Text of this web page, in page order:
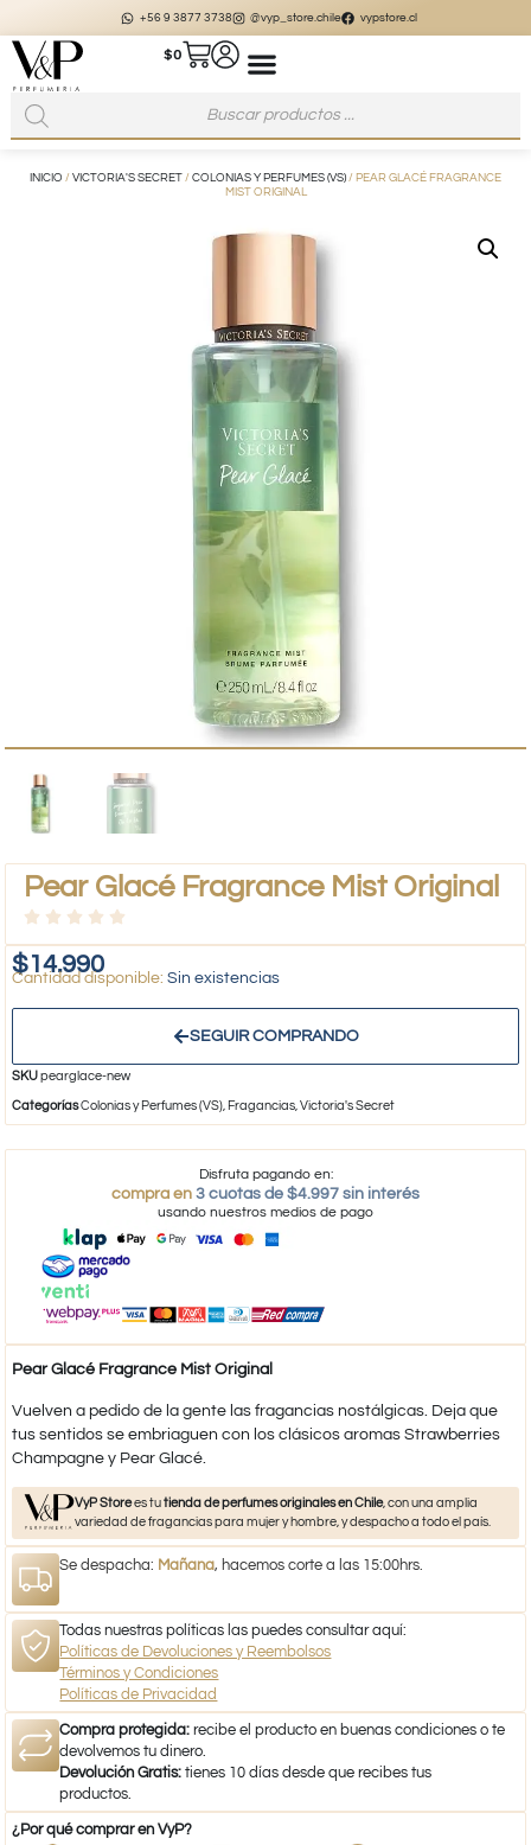
+56 9 3877 3738 @vyp_store.chile vypstore.cl
$0
INICIO / VICTORIA'S SECRET / COLONIAS Y PERFUMES (VS) / PEAR GLACÉ FRAGRANCE
MIST ORIGINAL
Pear Glacé Fragrance Mist Original
$14.990 Sin existencias
SEGUIR COMPRANDO
SKUpearglace-new
CategoríasColonias y Perfumes (VS), Fragancias,Victoria's Secret
Disfruta pagando en:
compra en 3 cuotas de $4.997 sin interés
usando nuestros medios de pago
Pear Glacé Fragrance Mist Original
Vuelven a pedido de la gente las fragancias nostálgicas. Deja que
tus sentidos se embriaguen con los clásicos aromas Strawberries
Champagne y Pear Glacé.
VyP Storees tutienda de perfumes originales en Chile, con una amplia
variedad de fragancias para mujer y hombre, y despacho a todo el país.
Se despacha: Mañana, hacemos corte a las 15:00hrs.
Todas nuestras políticas las puedes consultar aquí:
Políticas de Devoluciones y Reembolsos
Términos y Condiciones
Políticas de Privacidad
Compra protegida: recibe el producto en buenas condiciones o te
devolvemos tu dinero.
Devolución Gratis: tienes 10 días desde que recibes tus
productos.
¿Por qué comprar en VyP?